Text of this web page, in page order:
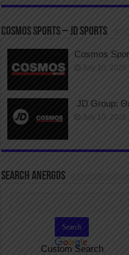
COSMOS SPORTS – JD SPORTS
Cosmos
July 10, 2026
JD Group:
July 10, 2026
SEARCH ANERGOS
Custom Search